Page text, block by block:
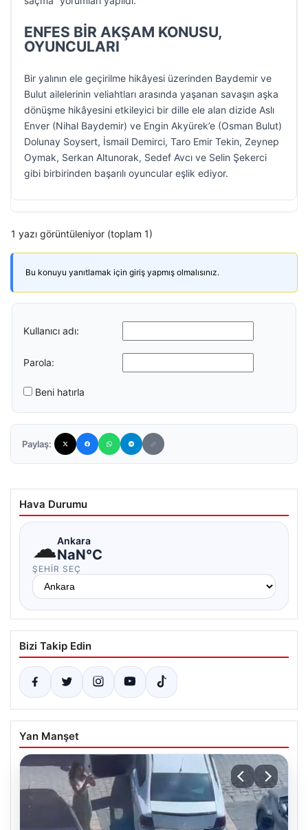
ENFES BİR AKŞAM KONUSU,
OYUNCULARI
Bir yalının ele geçirilme hikâyesi üzerinden Baydemir ve
Bulut ailelerinin veliahtları arasında yaşanan savaşın aşka
dönüşme hikâyesini etkileyici bir dille ele alan dizide Aslı
Enver (Nihal Baydemir) ve Engin Akyürek’e (Osman Bulut)
Dolunay Soysert, İsmail Demirci, Taro Emir Tekin, Zeynep
Oymak, Serkan Altunorak, Sedef Avcı ve Selin Şekerci
gibi birbirinden başarılı oyuncular eşlik ediyor.
1 yazı görüntüleniyor (toplam 1)
Bu konuyu yanıtlamak için giriş yapmış olmalısınız.
Kullanıcı adı:
Parola:
Beni hatırla
Paylaş:
Hava Durumu
☁Ankara
NaN°C
ŞEHIR SEÇ
Bizi Takip Edin
Yan Manşet